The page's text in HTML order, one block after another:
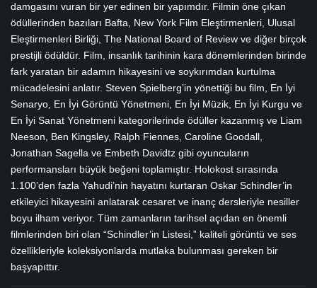
damgasını vuran bir yer edinen bir yapımdır. Filmin öne çıkan
ödüllerinden bazıları Bafta, New York Film Eleştirmenleri, Ulusal
Eleştirmenleri Birliği, The National Board of Review ve diğer birçok
prestijli ödüldür. Film, insanlık tarihinin kara dönemlerinden birinde
fark yaratan bir adamın hikayesini ve soykırımdan kurtulma
mücadelesini anlatır. Steven Spielberg’in yönettiği bu film, En İyi
Senaryo, En İyi Görüntü Yönetmeni, En İyi Müzik, En İyi Kurgu ve
En İyi Sanat Yönetmeni kategorilerinde ödüller kazanmış ve Liam
Neeson, Ben Kingsley, Ralph Fiennes, Caroline Goodall,
Jonathan Sagella ve Embeth Davidtz gibi oyuncuların
performansları büyük beğeni toplamıştır. Holokost sırasında
1.100’den fazla Yahudi’nin hayatını kurtaran Oskar Schindler’in
etkileyici hikayesini anlatarak cesaret ve inanç dersleriyle nesiller
boyu ilham veriyor. Tüm zamanların tarihsel açıdan en önemli
filmlerinden biri olan “Schindler’in Listesi,” kaliteli görüntü ve ses
özellikleriyle koleksiyonlarda mutlaka bulunması gereken bir
başyapıttır.